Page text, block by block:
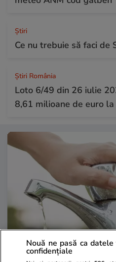
Ştiri
Ce nu trebuie să faci de
Știri România
Loto 6/49 din 26 iulie
8,61 milioane de euro
Vacanțe și Cultură
Nouă ne pasă ca
confidențiale